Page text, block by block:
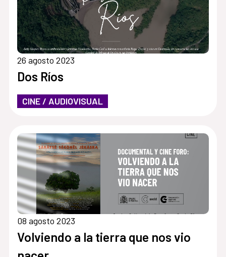
26 agosto 2023
Dos Ríos
CINE / AUDIOVISUAL
08 agosto 2023
Volviendo a la tierra que nos vio